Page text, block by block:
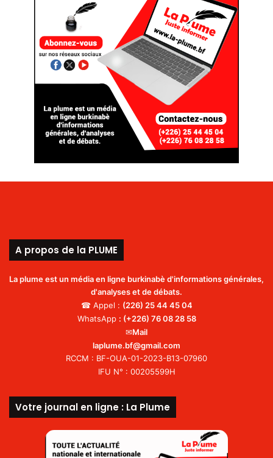
A propos de la PLUME
La plume est un média en ligne burkinabè d'informations générales,
d'analyses et de débats.
☎ Appel : (226) 25 44 45 04
WhatsApp : (+226) 76 08 28 58
✉Mail
laplume.bf@gmail.com
RCCM : BF-OUA-01-2023-B13-07960
IFU N° : 00205599H
Votre journal en ligne : La Plume